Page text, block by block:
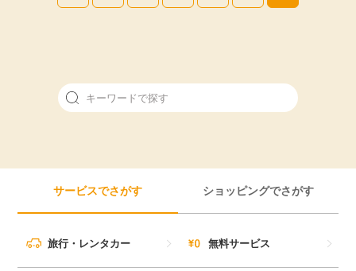
モニター
お友達紹介
美容・健康
銀行・金融・投資
サービスでさがす ショッピングでさがす
旅行・レンタカー 無料サービス